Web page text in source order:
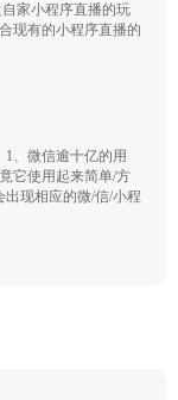
家小程序直播的玩
现有的小程序直播的
、微信逾十亿的用
它使用起来简单/方
出现相应的微/信/小程